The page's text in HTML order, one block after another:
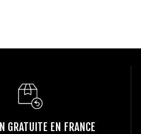
GRATUITE EN FRANCE